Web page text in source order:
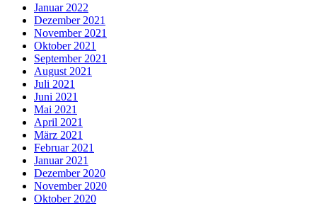
Januar 2022
Dezember 2021
November 2021
Oktober 2021
September 2021
August 2021
Juli 2021
Juni 2021
Mai 2021
April 2021
März 2021
Februar 2021
Januar 2021
Dezember 2020
November 2020
Oktober 2020